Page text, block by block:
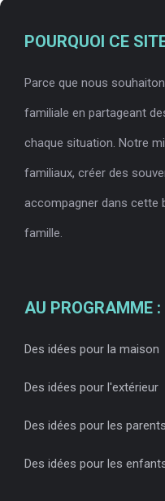
POURQUOI CE
Parce que nous
familiale en partageant
chaque situation. Notre
familiaux, créer des
accompagner dans cette
famille.
AU PROGRAMME :
Des idées pour la maison
Des idées pour l'extérieur
Des idées pour les parents
Des idées pour les